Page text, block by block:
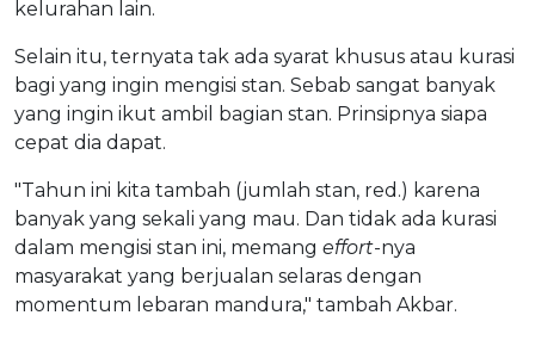
kelurahan lain.
Selain itu, ternyata tak ada syarat khusus atau kurasi
bagi yang ingin mengisi stan. Sebab sangat banyak
yang ingin ikut ambil bagian stan. Prinsipnya siapa
cepat dia dapat.
"Tahun ini kita tambah (jumlah stan, red.) karena
banyak yang sekali yang mau. Dan tidak ada kurasi
dalam mengisi stan ini, memang effort-nya
masyarakat yang berjualan selaras dengan
momentum lebaran mandura," tambah Akbar.